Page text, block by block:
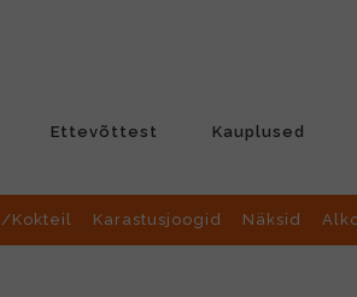
Ettevõttest Kauplused
Kokteil Karastusjoogid Näksid